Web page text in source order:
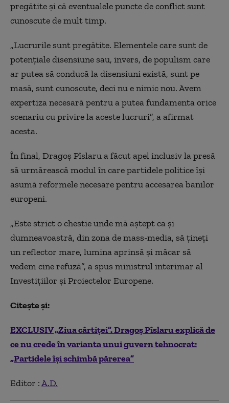
pregătite și că eventualele puncte de conflict sunt
cunoscute de mult timp.
„Lucrurile sunt pregătite. Elementele care sunt de
potențiale disensiune sau, invers, de populism care
ar putea să conducă la disensiuni există, sunt pe
masă, sunt cunoscute, deci nu e nimic nou. Avem
expertiza necesară pentru a putea fundamenta orice
scenariu cu privire la aceste lucruri”, a afirmat
acesta.
În final, Dragoș Pîslaru a făcut apel inclusiv la presă
să urmărească modul în care partidele politice își
asumă reformele necesare pentru accesarea banilor
europeni.
„Este strict o chestie unde mă aștept ca și
dumneavoastră, din zona de mass-media, să țineți
un reflector mare, lumina aprinsă și măcar să
vedem cine refuză”, a spus ministrul interimar al
Investițiilor și Proiectelor Europene.
Citește și:
EXCLUSIV „Ziua cârtiței”. Dragoș Pîslaru explică de
ce nu crede în varianta unui guvern tehnocrat:
„Partidele își schimbă părerea”
Editor :A.D.